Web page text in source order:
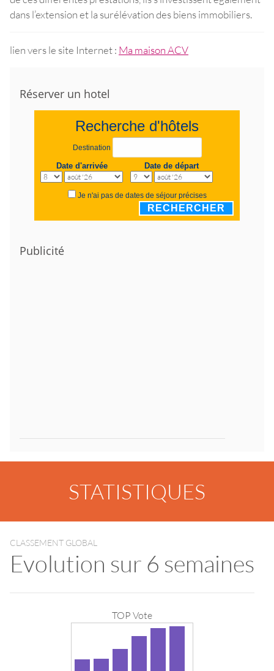
dans l’extension et la surélévation des biens immobiliers.
lien vers le site Internet : Ma maison ACV
Réserver un hotel
Recherche d'hôtels
Destination
Date d'arrivée Date de départ
Je n'ai pas de dates de séjour précises
RECHERCHER
Publicité
STATISTIQUES
CLASSEMENT GLOBAL
Evolution sur 6 semaines
TOP Vote